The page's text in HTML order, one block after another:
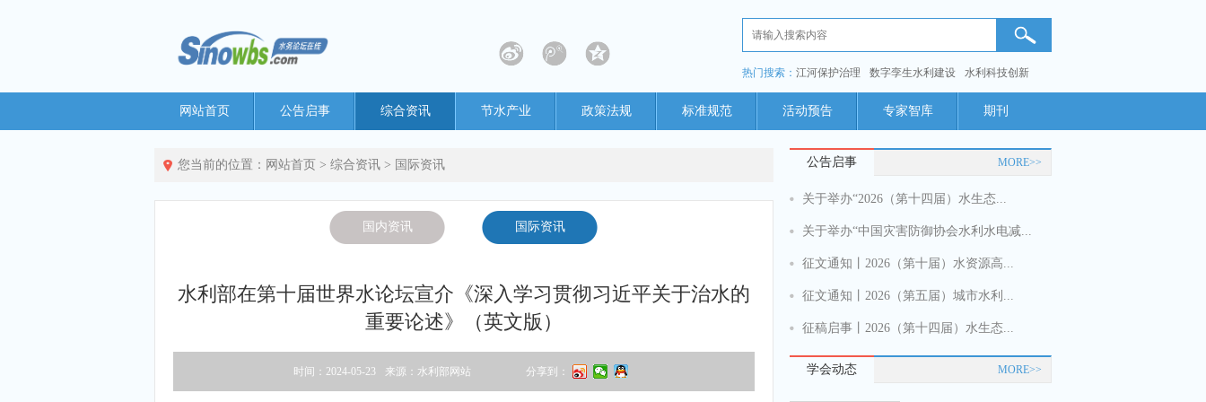
热门搜索： 江河保护治理 数字孪生水利建设 水利科技创新
网站首页 公告启事 综合资讯 节水产业 政策法规 标准规范 活动预告 专家智库 期刊
您当前的位置： 网站首页 > 综合资讯 > 国际资讯
国内资讯 国际资讯
水利部在第十届世界水论坛宣介《深入学习贯彻习近平关于治水的
重要论述》（英文版）
时间：2024-05-23 来源：水利部网站 分享到：
公告启事 MORE>>
关于举办“2026（第十四届）水生态...
关于举办“中国灾害防御协会水利水电减...
征文通知丨2026（第十届）水资源高...
征文通知丨2026（第五届）城市水利...
征稿启事丨2026（第十四届）水生态...
学会动态 MORE>>